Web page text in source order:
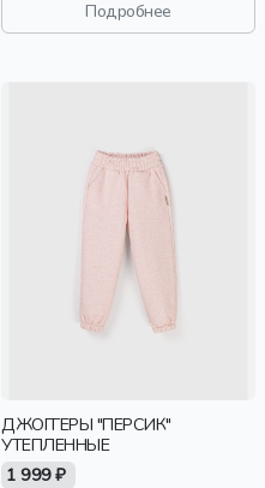
Подробнее
ДЖОГГЕРЫ "ПЕРСИК"
УТЕПЛЕННЫЕ
1 999 ₽